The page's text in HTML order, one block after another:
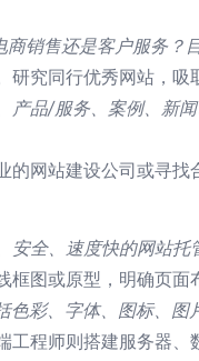
销售还是客户服务？
究同行优秀网站，吸
品/服务、案例、新
网站建设公司或寻找
全、速度快的网站托
图或原型，明确页面
彩、字体、图标、图
工程师则搭建服务器